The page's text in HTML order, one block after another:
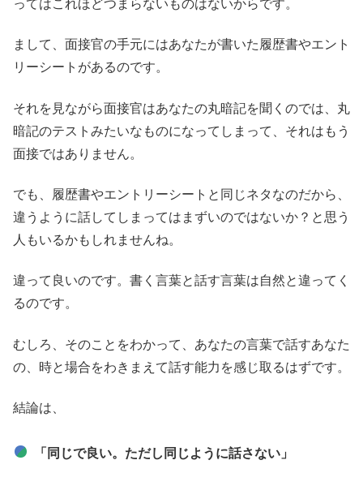
ってはこれほどつまらないものはないからです。
まして、面接官の手元にはあなたが書いた履歴書やエント
リーシートがあるのです。
それを見ながら面接官はあなたの丸暗記を聞くのでは、丸
暗記のテストみたいなものになってしまって、それはもう
面接ではありません。
でも、履歴書やエントリーシートと同じネタなのだから、
違うように話してしまってはまずいのではないか？と思う
人もいるかもしれませんね。
違って良いのです。書く言葉と話す言葉は自然と違ってく
るのです。
むしろ、そのことをわかって、あなたの言葉で話すあなた
の、時と場合をわきまえて話す能力を感じ取るはずです。
結論は、
「同じで良い。ただし同じように話さない」